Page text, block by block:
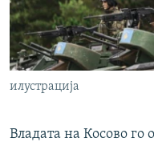
илустрација
Владата на Косово го